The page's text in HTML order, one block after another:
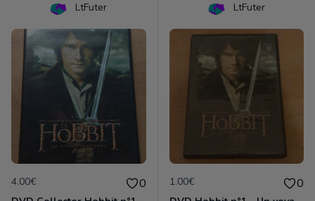
LtFuter
4.00€ 0
LtFuter
1.00€ 0